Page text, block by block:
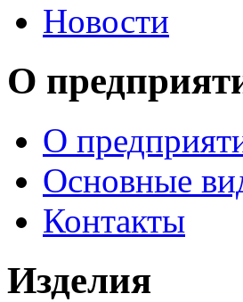
Новости
О
О
Основные
Контакты
Изделия